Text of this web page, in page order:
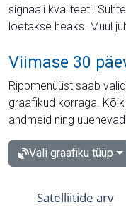
signaali kvaliteeti.
loetakse heaks. Muul
Viimase 30
Rippmenüüst saab
graafikud korraga.
andmeid ning
Vali graafiku tüüp
Satelliitide arv